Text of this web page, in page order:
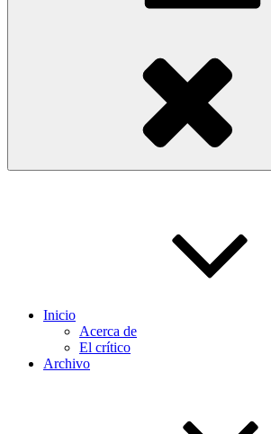
Inicio
Acerca de
El crítico
Archivo